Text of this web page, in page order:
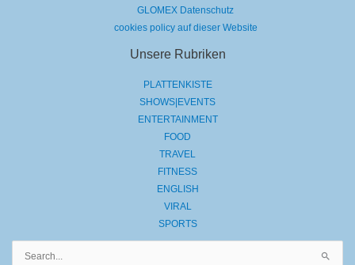
GLOMEX Datenschutz
cookies policy auf dieser Website
Unsere Rubriken
PLATTENKISTE
SHOWS|EVENTS
ENTERTAINMENT
FOOD
TRAVEL
FITNESS
ENGLISH
VIRAL
SPORTS